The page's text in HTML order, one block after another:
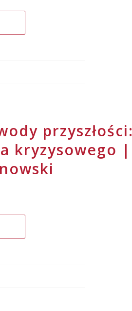
przyszłości:
kryzysowego |